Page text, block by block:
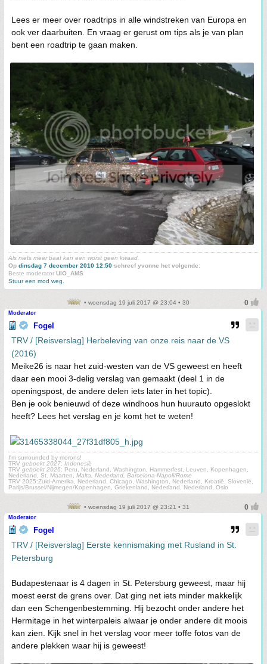
Lees er meer over roadtrips in alle windstreken van Europa en
ook ver daarbuiten. En vraag er gerust om tips als je van plan
bent een roadtrip te gaan maken.
Als niets meer baat kan een worst geen kwaad.
Op dinsdag 7 december 2010 12:50 schreef yvonne het volgende:
Beste moderator UIO_AMS
Stuur een mod weg.
• woensdag 19 juli 2017 @ 23:04 • 30
Moderator
Fogel
TRV / [Reisverslag] Herbeleving van onze reis naar de VS
(2016)
Meike26 is naar het zuid-westen van de VS geweest en heeft
daar een mooi 3-delig verslag van gemaakt (deel 1 in de
openingspost, de andere delen iets later in het topic).
Ben je ook benieuwd of deze windhoos hun huurauto opgeslokt
heeft? Lees het verslag en je komt het te weten!
I'm surrounded by morons!
TRV geboekt 2027: Indonesië
TRV geboekt 2026: Peru, Nederland, Washington, Hammerfest, Leuven, Kopenhagen,
Nederland, St. Maarten, Malta, Nederland, Barcelona-Napoli/Rome
TRV 2025:Zuid-Amerika, Nederland, Chicago, Washington, Nederland, Kroatië, Slovenië,
Parijs/Brussel/Nijmegen/Kopenhagen, Griekenland, Nederland, Nederland, Oslo
• woensdag 19 juli 2017 @ 23:21 • 31
Moderator
Fogel
TRV / [Reisverslag] Eerste kennismaking met Rusland in St.
Petersburg
Budapestenaar is 4 dagen in St. Petersburg geweest, maar hij
moest eerst de grens over. Dat ging net iets minder makkelijk
dan een Schengenbestemming. Hij bezocht onder andere het
Hermitage in het winterpaleis alwaar je onder andere dit moois
kan zien. Kijk snel in het verslag voor meer toffe fotos van de
andere plekken waar hij is geweest!